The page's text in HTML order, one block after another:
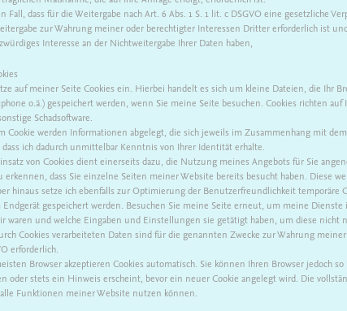
Fall, dass für die Weitergabe nach Art. 6 Abs. 1 S. 1 lit. c DSGVO eine gesetzliche
zur Wahrung meiner oder berechtigter Interessen Dritter erforderlich ist
Interesse an der Nichtweitergabe Ihrer Daten haben,
auf meiner Seite Cookies ein. Hierbei handelt es sich um kleine Dateien, die Ihr
o.ä.) gespeichert werden, wenn Sie meine Seite besuchen. Cookies richten
Schadsoftware.
Cookie werden Informationen abgelegt, die sich jeweils im Zusammenhang mit
ich dadurch unmittelbar Kenntnis von Ihrer Identität erhalte.
von Cookies dient einerseits dazu, die Nutzung meines Angebots für Sie
erkennen, dass Sie einzelne Seiten meiner Website bereits besucht haben. Diese
hinaus setze ich ebenfalls zur Optimierung der Benutzerfreundlichkeit
Endgerät gespeichert werden. Besuchen Sie meine Seite erneut, um meine
waren und welche Eingaben und Einstellungen sie getätigt haben, um diese nicht
Cookies verarbeiteten Daten sind für die genannten Zwecke zur Wahrung
erforderlich.
Browser akzeptieren Cookies automatisch. Sie können Ihren Browser jedoch
oder stets ein Hinweis erscheint, bevor ein neuer Cookie angelegt wird. Die
Funktionen meiner Website nutzen können.